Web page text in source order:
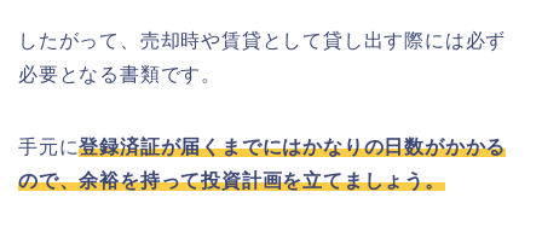
したがって、売却時や賃貸として貸し出す際には必ず
必要となる書類です。
手元に登録済証が届くまでにはかなりの日数がかかる
ので、余裕を持って投資計画を立てましょう。